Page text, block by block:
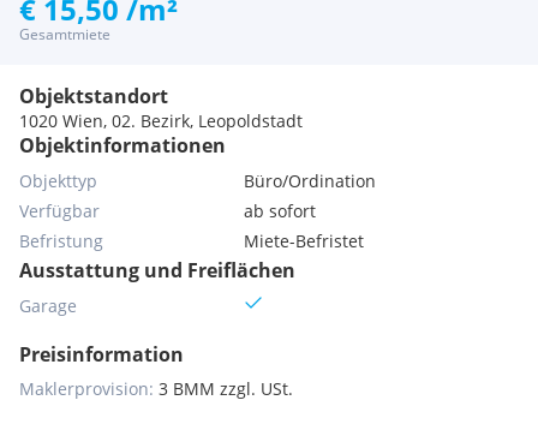
€ 15,50 /m²
Gesamtmiete
Objektstandort
1020 Wien, 02. Bezirk, Leopoldstadt
Objektinformationen
Objekttyp
Büro/Ordination
Verfügbar
ab sofort
Befristung
Miete-Befristet
Ausstattung und Freiflächen
Garage
Preisinformation
Maklerprovision: 3 BMM zzgl. USt.